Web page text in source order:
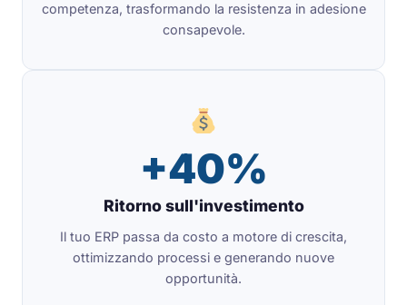
competenza, trasformando la resistenza in adesione
consapevole.
+40%
Ritorno sull'investimento
Il tuo ERP passa da costo a motore di crescita,
ottimizzando processi e generando nuove
opportunità.